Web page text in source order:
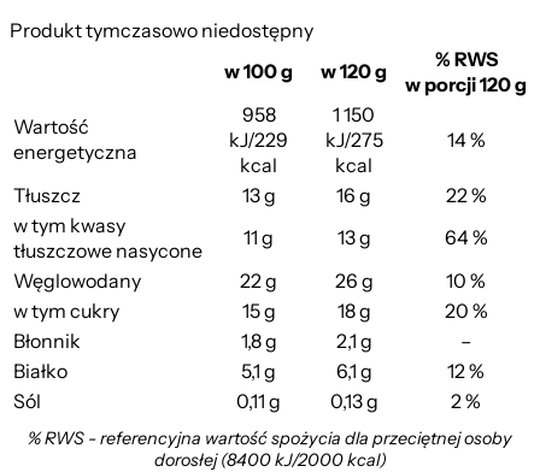
Sernik na Zimno z M...
Produkt tymczasowo niedostępny
w 100 g
w 120 g
% RWS
w porcji 120 g
Wartość
energetyczna
958
kJ/229
kcal
1 150
kJ/275
kcal
14 %
Tłuszcz 13 g 16 g
22 %
w tym kwasy
tłuszczowe nasycone
11 g 13 g
64 %
Węglowodany
22 g 26 g
10 %
w tym cukry
15 g 18 g
20 %
Błonnik
1,8 g 2,1 g
–
Białko
5,1 g 6,1 g
12 %
Sól
0,11 g 0,13 g 2 %
% RWS - referencyjna wartość spożycia dla przeciętnej osoby
dorosłej (8400 kJ/2000 kcal)